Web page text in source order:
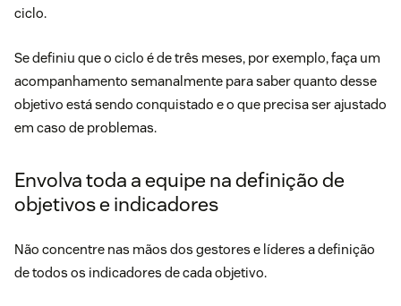
ciclo.
Se definiu que o ciclo é de três meses, por exemplo, faça um
acompanhamento semanalmente para saber quanto desse
objetivo está sendo conquistado e o que precisa ser ajustado
em caso de problemas.
Envolva toda a equipe na definição de
objetivos e indicadores
Não concentre nas mãos dos gestores e líderes a definição
de todos os indicadores de cada objetivo.